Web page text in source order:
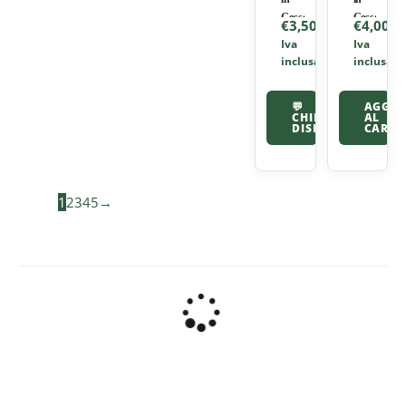
Gesso
€3,50
Iva
inclusa
💬
CHIEDI
DISPONIBILITÀ
Gesso
€4,00
Iva
inclusa
AL
1 2345 →